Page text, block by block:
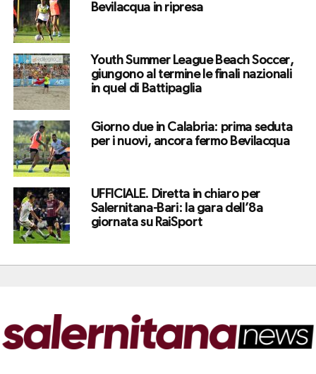
Bevilacqua in ripresa
Youth Summer League Beach Soccer,
giungono al termine le finali nazionali
in quel di Battipaglia
Giorno due in Calabria: prima seduta
per i nuovi, ancora fermo Bevilacqua
UFFICIALE. Diretta in chiaro per
Salernitana-Bari: la gara dell’8a
giornata su RaiSport